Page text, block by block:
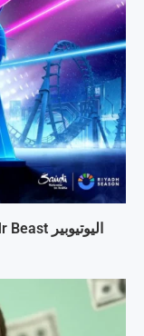
اليوتيوبير Mr Beast يفتح حديقة ترفيهية في بلد… مفاجئ